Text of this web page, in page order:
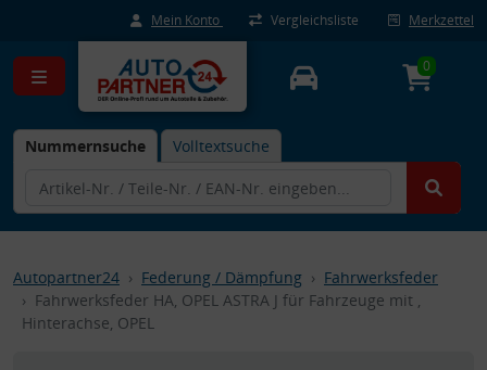
Mein Konto Vergleichsliste Merkzettel
Nummernsuche Volltextsuche
0
Autopartner24 Federung / Dämpfung
Fahrwerksfeder
Fahrwerksfeder HA, OPEL ASTRA J für Fahrzeuge mit ,
Hinterachse, OPEL